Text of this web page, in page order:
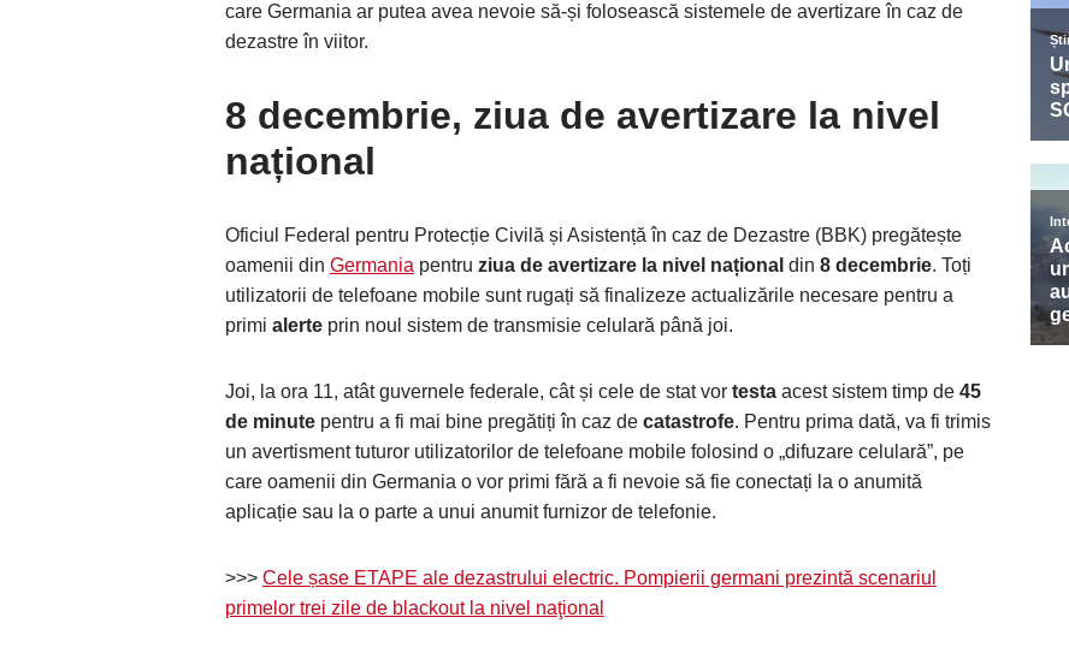
care Germania ar putea avea nevoie să-și folosească sistemele de avertizare în caz de
dezastre în viitor.
8 decembrie, ziua de avertizare la nivel
național
Oficiul Federal pentru Protecție Civilă și Asistență în caz de Dezastre (BBK) pregătește
oamenii din Germania pentru ziua de avertizare la nivel național din 8 decembrie. Toți
utilizatorii de telefoane mobile sunt rugați să finalizeze actualizările necesare pentru a
primi alerte prin noul sistem de transmisie celulară până joi.
Joi, la ora 11, atât guvernele federale, cât și cele de stat vor testa acest sistem timp de 45
de minute pentru a fi mai bine pregătiți în caz de catastrofe. Pentru prima dată, va fi trimis
un avertisment tuturor utilizatorilor de telefoane mobile folosind o „difuzare celulară”, pe
care oamenii din Germania o vor primi fără a fi nevoie să fie conectați la o anumită
aplicație sau la o parte a unui anumit furnizor de telefonie.
>>> Cele șase ETAPE ale dezastrului electric. Pompierii germani prezintă scenariul
primelor trei zile de blackout la nivel naţional